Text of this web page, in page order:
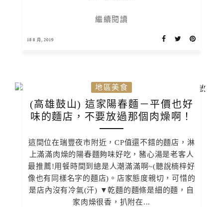
繼續閱讀
18 8 月, 2019
地區美食
(高雄鼓山) 這家陽春麵－平價也好
味的麵店，不要放過那個肉燥啊！
這間位在瑞豐夜市附近，CP值還不錯的麵店，淋
上滿滿肉燥的陽春麵夠味好吃，豬心湯是老客人
最推薦!用餐時間到總是人潮滿滿啊~(聽說楠梓好
像也有同樣名字的麵店)。店家態度親切，可惜的
是店內沒有冷氣(汗) ▼乾麵的麵條是細的麵，自
家肉燥很香，扒附在...